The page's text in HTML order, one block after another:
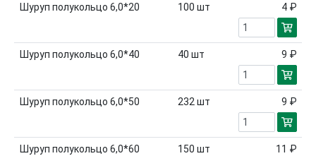
Шуруп полукольцо 6,0*20 100 шт 4 ₽
Шуруп полукольцо 6,0*40 40 шт 9 ₽
Шуруп полукольцо 6,0*50 232шт 9 ₽
Шуруп полукольцо 6,0*60 150 шт 11 ₽